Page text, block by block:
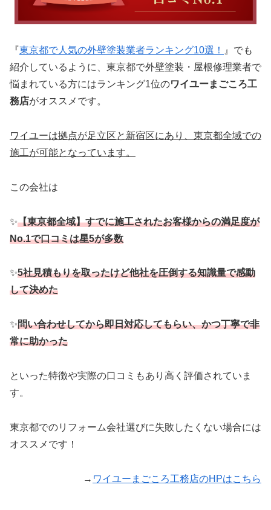
『東京都で人気の外壁塗装業者ランキング10選！
』でも
紹介しているように、東京都で外壁塗装・屋根修理業者で
悩まれている方にはランキング1位のワイユーまごころ工
務店がオススメです。
ワイユーは拠点が足立区と新宿区にあり、東京都全域での
施工が可能となっています。
この会社は
✨【東京都全域】すでに施工されたお客様からの満足度が
No.1で口コミは星5が多数
✨5社見積もりを取ったけど他社を圧倒する知識量で感動
して決めた
✨問い合わせしてから即日対応してもらい、かつ丁寧で非
常に助かった
といった特徴や実際の口コミもあり高く評価されていま
す。
東京都でのリフォーム会社選びに失敗したくない場合には
オススメです！
→ ワイユーまごころ工務店のHPはこちら